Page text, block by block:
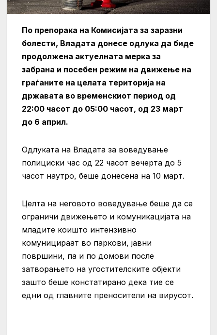
По препорака на Комисијата за заразни
болести, Владата донесе одлука да биде
продолжена актуелната мерка за
забрана и посебен режим на движење на
граѓаните на целата територија на
државата во временскиот период од
22:00 часот до 05:00 часот, од 23 март
до 6 април.
Одлуката на Владата за воведување
полициски час од 22 часот вечерта до 5
часот наутро, беше донесена на 10 март.
Целта на неговото воведување беше да се
ограничи движењето и комуникацијата на
младите коишто интензивно
комуницираат во паркови, јавни
површини, па и по домови после
затворањето на угостителските објекти
зашто беше констатирано дека тие се
едни од главните преносители на вирусот.